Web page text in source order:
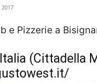
e Pizzerie a
(Cittadella